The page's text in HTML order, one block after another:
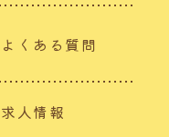
よくある質問
求人情報